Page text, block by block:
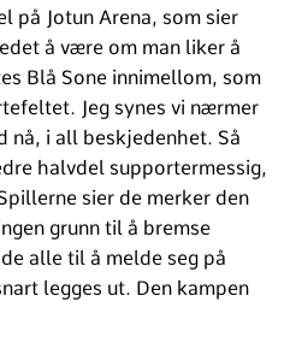
på Jotun Arena, som sier
å være om man liker å
Blå Sone innimellom, som
Jeg synes vi nærmer
nå, i all beskjedenhet. Så
halvdel supportermessig,
sier de merker den
grunn til å bremse
alle til å melde seg på
legges ut. Den kampen